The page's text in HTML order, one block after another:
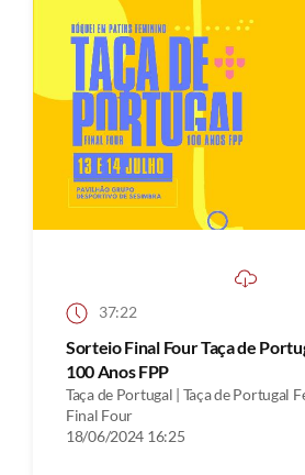
37:22
Sorteio Final Four Taça de
100 Anos FPP
Taça de Portugal | Taça de Portugal
Final Four
18/06/2024 16:25